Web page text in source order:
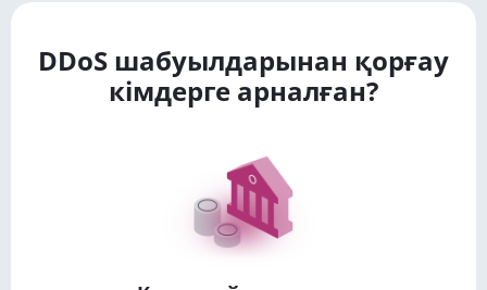
DDoS шабуылдарынан қорғау
кімдерге арналған?